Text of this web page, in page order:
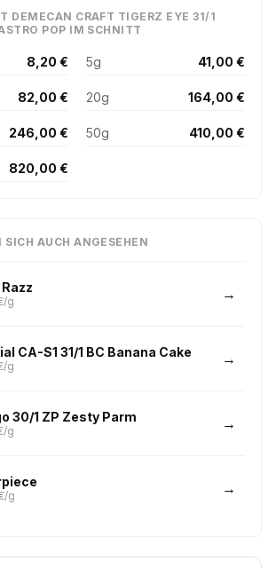
DEMECAN CRAFT TIGERZ EYE 31/1
POP IM SCHNITT
8,20 € 5g 41,00 €
82,00 € 20g 164,00 €
246,00 € 50g 410,00 €
820,00 €
SICH AUCH ANGESEHEN
g
CA-S1 31/1 BC Banana Cake
g
30/1 ZP Zesty Parm
g
g